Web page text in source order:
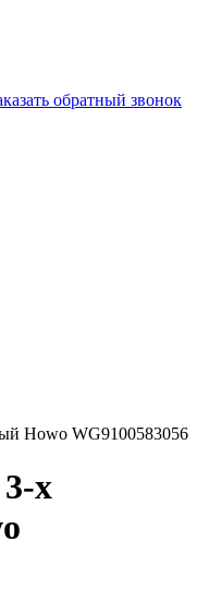
обратный звонок
Howo WG9100583056
х